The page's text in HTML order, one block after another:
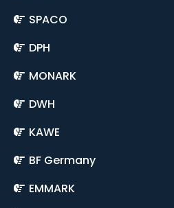
SPACO
DPH
MONARK
DWH
KAWE
BF Germany
EMMARK